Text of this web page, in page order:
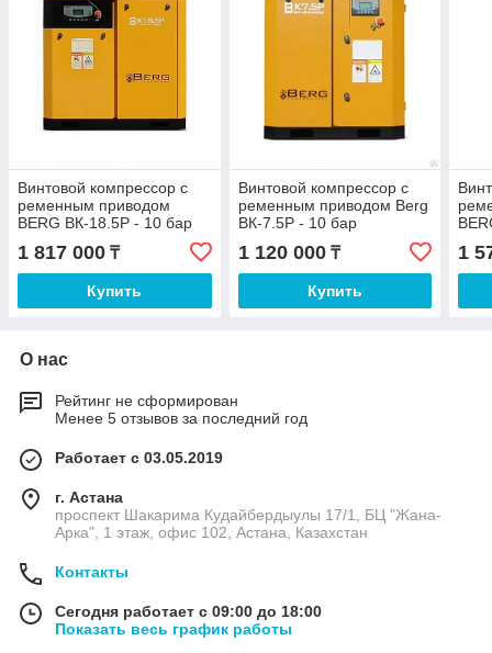
Винтовой компрессор с
ременным приводом
BERG ВК-18.5Р - 10 бар
1 817 000 ₸
Купить
Винтовой компрессор с
ременным приводом Berg
ВК-7.5Р - 10 бар
1 120 000₸
Купить
1
О нас
Рейтинг не сформирован
Менее 5 отзывов за последний год
Работает с 03.05.2019
г. Астана
проспект Шакарима Кудайбердыулы 17/1, БЦ "Жана-
Арка", 1 этаж, офис 102, Астана, Казахстан
Контакты
Сегодня работает с 09:00 до 18:00
Показать весь график работы